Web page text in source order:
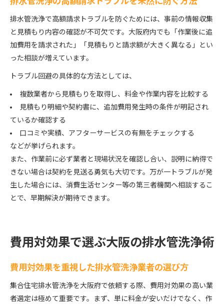
排水管洗浄で高額請求トラブルを防ぐためには、事前の情報収集
と見積もり内容の確認が不可欠です。大阪府内でも「作業後に追
加費用を請求された」「見積もりと請求額が大きく異なる」とい
った相談が増えています。
トラブル回避の具体的な方法としては、
複数業者から見積もりを取得し、料金や作業内容を比較する
見積もり明細や契約書に、追加費用発生時の条件が明記され
ているか確認する
口コミや実績、アフターサービスの有無をチェックする
などが挙げられます。
また、作業前に必ず業者と現場状況を確認し合い、説明に納得で
きない場合は契約を見送る勇気も大切です。万が一トラブルが発
生した場合には、消費生活センター等の第三者機関へ相談するこ
とで、早期解決が期待できます。
費用対効果で選ぶ大阪の排水管洗浄術
費用対効果を重視した排水管洗浄業者の選び方
集合住宅排水管洗浄を大阪府で依頼する際、費用対効果の高い業
者選定は極めて重要です。まず、単に料金が安いだけでなく、作